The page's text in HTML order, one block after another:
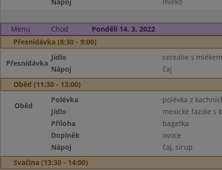
Menu Chod
Pondělí 14. 3. 2022
Přesnídávka (8:30 - 9:00)
Přesnídávka
Jídlo
cereálie s mlékem
Nápoj
čaj
Oběd (11:30 - 13:00)
Oběd
Polévka
polévka z
Jídlo
mexické fazole s
Příloha
bagetka
Doplněk
ovoce
Nápoj
čaj, sirup
Svačina (13:30 - 14:00)